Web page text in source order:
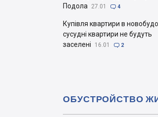
Подола
27.01  4
Купівля квартири в
сусудні квартири не будуть
заселені
16.01  2
ОБУСТРОЙСТВО